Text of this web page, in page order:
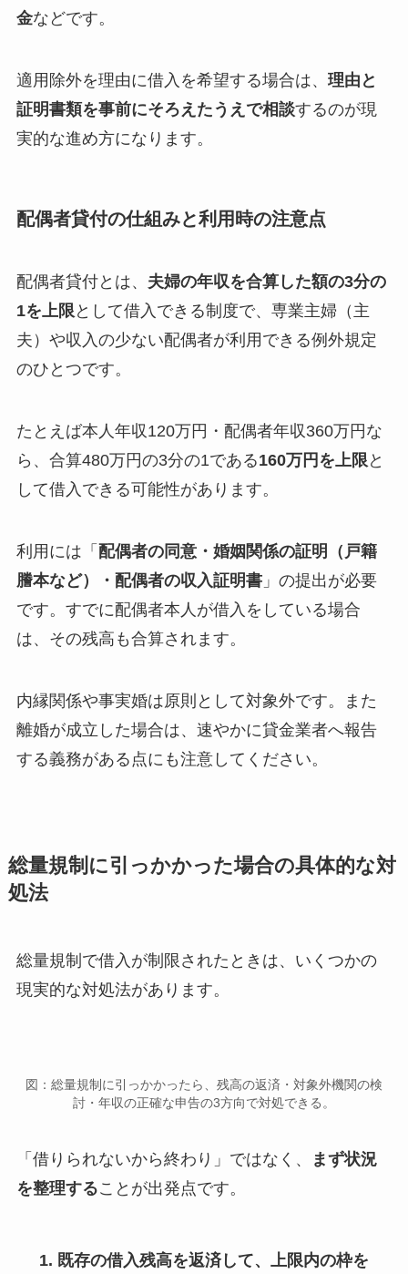
金などです。
適用除外を理由に借入を希望する場合は、 理由と
証明書類を事前にそろえたうえで相談するのが現
実的な進め方になります。
配偶者貸付の仕組みと利用時の注意点
配偶者貸付とは、 夫婦の年収を合算した額の3分の
1を上限として借入できる制度で、専業主婦（主
夫）や収入の少ない配偶者が利用できる例外規定
のひとつです。
たとえば本人年収120万円・配偶者年収360万円な
ら、合算480万円の3分の1である160万円を上限 と
して借入できる可能性があります。
利用には「 配偶者の同意・婚姻関係の証明（戸籍
謄本など）・配偶者の収入証明書」の提出が必要
です。すでに配偶者本人が借入をしている場合
は、その残高も合算されます。
内縁関係や事実婚は原則として対象外です。また
離婚が成立した場合は、速やかに貸金業者へ報告
する義務がある点にも注意してください。
総量規制に引っかかった場合の具体的な対
処法
総量規制で借入が制限されたときは、いくつかの
現実的な対処法があります。
図：総量規制に引っかかったら、残高の返済・対象外機関の検
討・年収の正確な申告の3方向で対処できる。
「借りられないから終わり」ではなく、
まず状況
を整理することが出発点です。
既存の借入残高を返済して、上限内の枠を